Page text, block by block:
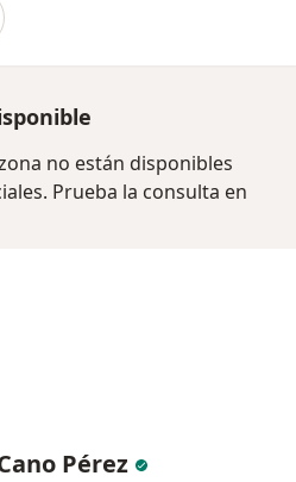
no están disponibles
Prueba la consulta en
Pérez